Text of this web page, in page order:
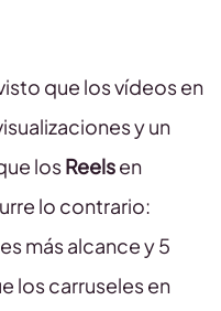
que los vídeos en
y un
losReelsen
lo contrario:
más alcance y 5
los carruseles en